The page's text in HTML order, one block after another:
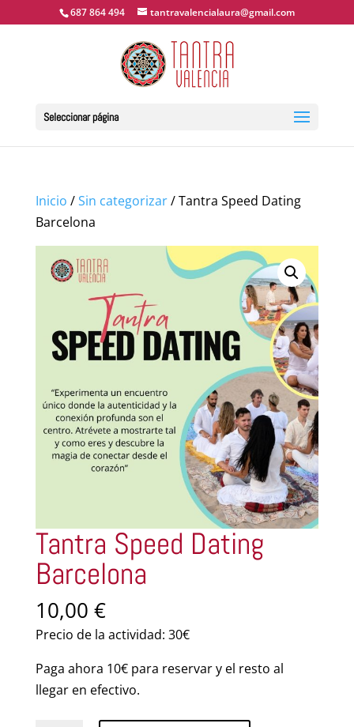
687 864 494 tantravalencialaura@gmail.com
Seleccionar página
Inicio /Sin categorizar/ Tantra Speed Dating
Barcelona
Tantra Speed Dating
Barcelona
10,00 €
Precio de la actividad: 30€
Paga ahora 10€ para reservar y el resto al
llegar en efectivo.